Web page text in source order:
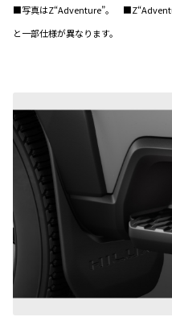
■写真はZ“Adventure”。
と一部仕様が異なります。